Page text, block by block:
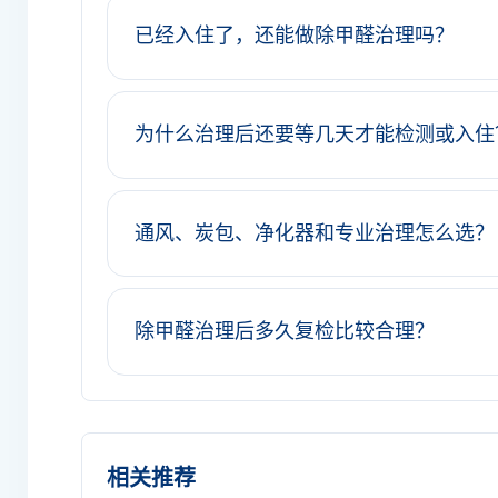
已经入住了，还能做除甲醛治理吗？
为什么治理后还要等几天才能检测或入
通风、炭包、净化器和专业治理怎么选？
除甲醛治理后多久复检比较合理？
相关推荐